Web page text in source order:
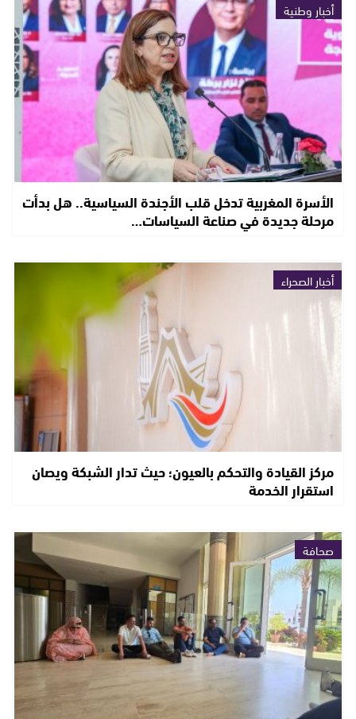
أخبار وطنية
الأسرة المغربية تدخل قلب الأجندة السياسية.. هل بدأت
مرحلة جديدة في صناعة السياسات…
أخبار الصحراء
مركز القيادة والتحكم بالعيون؛ حيث تدار الشبكة ويصان
استقرار الخدمة
صحافة